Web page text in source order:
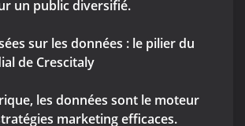
un public diversifié.
sur les données : le pilier du
de Crescitaly
les données sont le moteur
marketing efficaces.